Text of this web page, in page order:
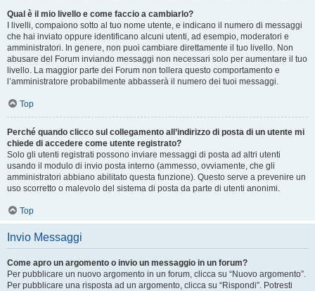
Qual è il mio livello e come faccio a cambiarlo?
I livelli, compaiono sotto al tuo nome utente, e indicano il numero di messaggi
che hai inviato oppure identificano alcuni utenti, ad esempio, moderatori e
amministratori. In genere, non puoi cambiare direttamente il tuo livello. Non
abusare del Forum inviando messaggi non necessari solo per aumentare il tuo
livello. La maggior parte dei Forum non tollera questo comportamento e
l’amministratore probabilmente abbasserà il numero dei tuoi messaggi.
Top
Perché quando clicco sul collegamento all’indirizzo di posta di un utente mi
chiede di accedere come utente registrato?
Solo gli utenti registrati possono inviare messaggi di posta ad altri utenti
usando il modulo di invio posta interno (ammesso, ovviamente, che gli
amministratori abbiano abilitato questa funzione). Questo serve a prevenire un
uso scorretto o malevolo del sistema di posta da parte di utenti anonimi.
Top
Invio Messaggi
Come apro un argomento o invio un messaggio in un forum?
Per pubblicare un nuovo argomento in un forum, clicca su “Nuovo argomento”.
Per pubblicare una risposta ad un argomento, clicca su “Rispondi”. Potresti